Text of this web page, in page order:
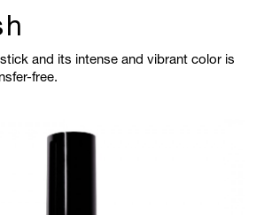
and its intense and vibrant color is
free.